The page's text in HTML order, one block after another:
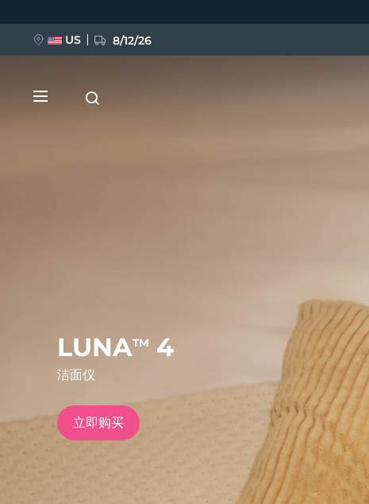
容
LUNATM 4
洁面仪
立即购买
US 8/12/26
issa™ Teeth Whitening Set
FAQ™ Dual LED Panel